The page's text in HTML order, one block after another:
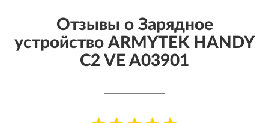
Отзывы о Зарядное
устройство ARMYTEK HANDY
C2 VE A03901